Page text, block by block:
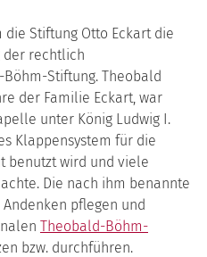
die Stiftung Otto Eckart die
der rechtlich
Stiftung. Theobald
der Familie Eckart, war
unter König Ludwig I.
Klappensystem für die
benutzt wird und viele
Die nach ihm benannte
pflegen und
Theobald-Böhm-
bzw. durchführen.